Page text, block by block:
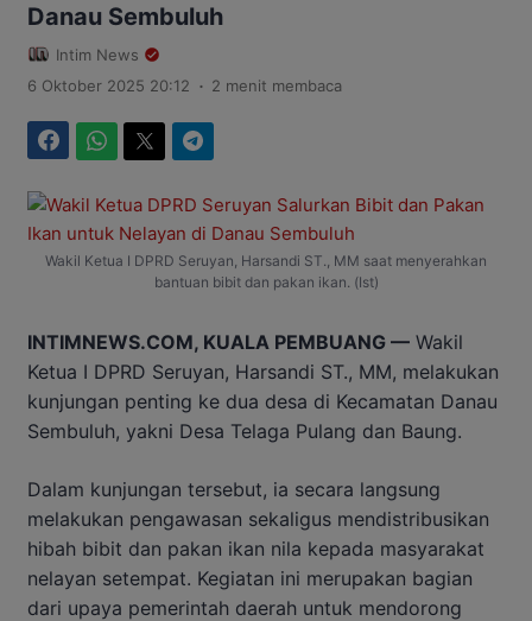
Danau Sembuluh
Intim News
6 Oktober 2025 20:12 . 2 menit membaca
Wakil Ketua I DPRD Seruyan, Harsandi ST., MM saat menyerahkan
bantuan bibit dan pakan ikan. (Ist)
INTIMNEWS.COM, KUALA PEMBUANG — Wakil
Ketua I DPRD Seruyan, Harsandi ST., MM, melakukan
kunjungan penting ke dua desa di Kecamatan Danau
Sembuluh, yakni Desa Telaga Pulang dan Baung.
Dalam kunjungan tersebut, ia secara langsung
melakukan pengawasan sekaligus mendistribusikan
hibah bibit dan pakan ikan nila kepada masyarakat
nelayan setempat. Kegiatan ini merupakan bagian
dari upaya pemerintah daerah untuk mendorong